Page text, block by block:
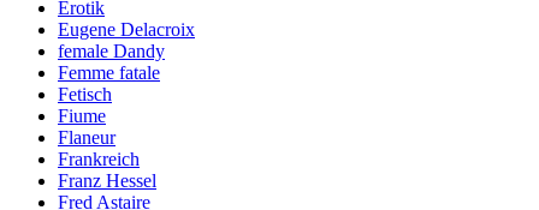
Erotik
Eugene Delacroix
female Dandy
Femme fatale
Fetisch
Fiume
Flaneur
Frankreich
Franz Hessel
Fred Astaire